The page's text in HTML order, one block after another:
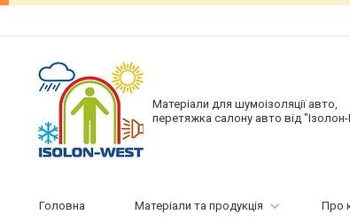
Матеріали для шумоізоляції авто,
перетяжка салону авто від
Головна Матеріали та продукція Про